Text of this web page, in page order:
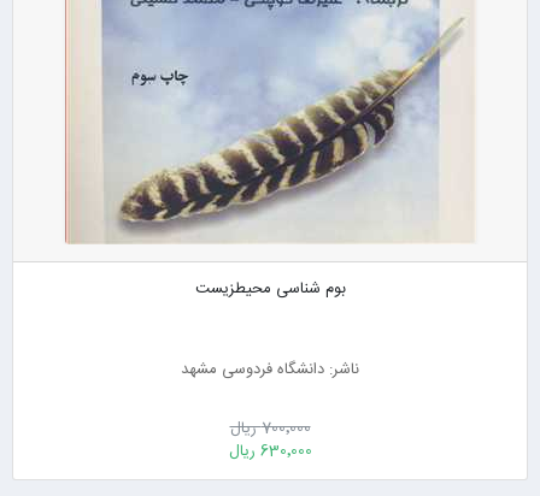
بوم شناسی محیطزیست
ناشر: دانشگاه فردوسی مشهد
700٬000 ریال
630٬000 ریال